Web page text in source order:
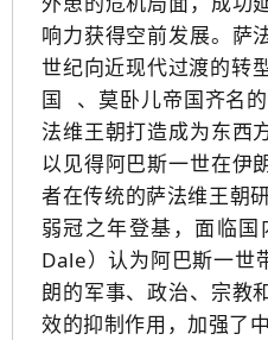
响力获得空前发展。萨
世纪向近现代过渡的转
国
、莫卧儿帝国齐名
法维王朝打造成为东西
以见得阿巴斯一世在伊
者在传统的萨法维王朝
弱冠之年登基，面临
Dale）认为阿巴斯一世
朗的军事、政治、宗教
效的抑制作用，加强了